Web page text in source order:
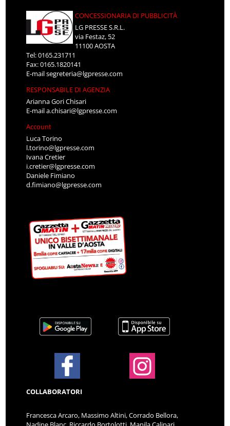
CONCESSIONARIA DI PUBBLICITÀ
LG PRESSE S.R.L.
via Festaz, 52
11100 AOSTA
Tel: 0165.231711
Fax: 0165.1820141
E-mailsegreteria@lgpresse.com
RESPONSABILE DI AGENZIA
Arianna Gori Chisari
E-maila.chisari@lgpresse.com
Account
Luca Torino
l.torino@lgpresse.com
Ivana Cretier
i.cretier@lgpresse.com
Daniele Fimiano
d.fimiano@lgpresse.com
COLLABORATORI
Francesca Arcaro, Massimo Altini, Corrado Bellora,